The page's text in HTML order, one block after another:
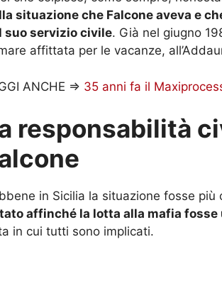
situazione che Falcone aveva e
suo servizio civile. Già nel giugno
affittata per le vacanze,
ANCHE => 35 anni fa il
responsabilità
in Sicilia la situazione fosse più
affinché la lotta alla mafia fosse
in cui tutti sono implicati.